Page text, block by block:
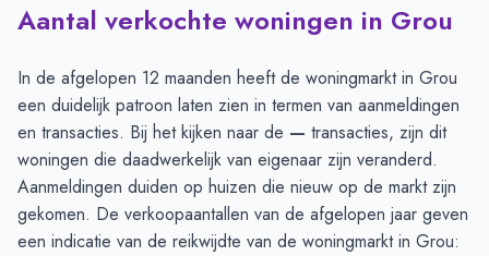
Aantal verkochte woningen in Grou
In de afgelopen 12 maanden heeft de woningmarkt in Grou
een duidelijk patroon laten zien in termen van aanmeldingen
en transacties. Bij het kijken naar de — transacties, zijn dit
woningen die daadwerkelijk van eigenaar zijn veranderd.
Aanmeldingen duiden op huizen die nieuw op de markt zijn
gekomen. De verkoopaantallen van de afgelopen jaar geven
een indicatie van de reikwijdte van de woningmarkt in Grou: